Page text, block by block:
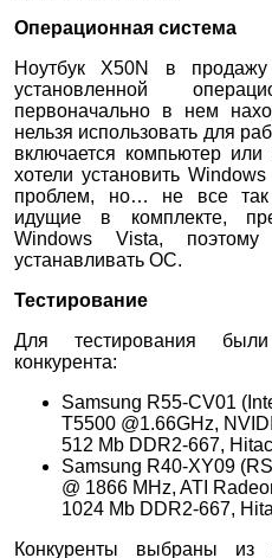
Операционная система
Ноутбук X50N в
установленной
первоначально в нем
нельзя использовать для
включается компьютер
хотели установить
проблем, но… не все так
идущие в комплекте,
Windows Vista,
устанавливать ОС.
Тестирование
Для тестирования
конкурента:
Samsung R55-CV01
T5500 @1.66GHz,
512 Mb DDR2-667,
Samsung R40-XY09
@ 1866 MHz, ATI
1024 Mb DDR2-667,
Конкуренты выбраны из